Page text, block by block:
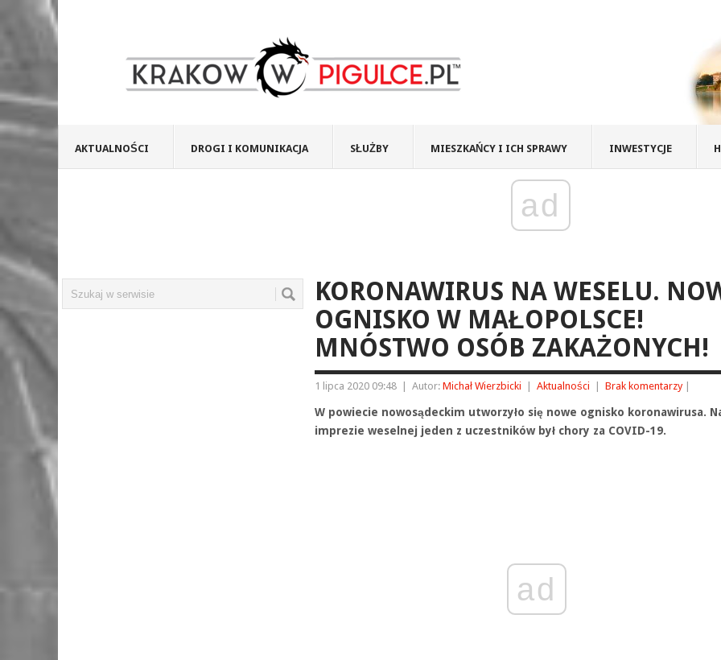
AKTUALNOŚCI DROGI I KOMUNIKACJA SŁUŻBY MIESZKAŃCY I ICH SPRAWY INWESTYCJE
ad
KORONAWIRUS NA WESELU.
OGNISKO W MAŁOPOLSCE!
MNÓSTWO OSÓB ZAKAŻONYCH!
1 lipca 2020 09:48 Autor: Michał Wierzbicki Aktualności Brak komentarzy
W powiecie nowosądeckim utworzyło się nowe ognisko koronawirusa.
imprezie weselnej jeden z uczestników był chory za COVID-19.
ad